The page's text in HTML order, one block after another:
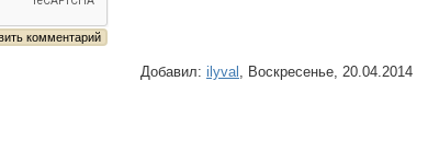
Добавил: ilyval , Воскресенье, 20.04.2014